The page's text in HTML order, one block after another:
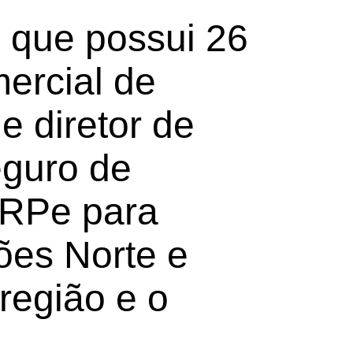
possui 26
de
diretor de
de
para
Norte e
e o